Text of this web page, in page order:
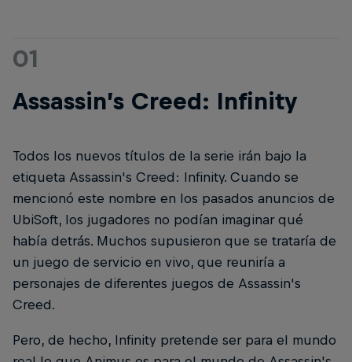
01
Assassin’s Creed: Infinity
Todos los nuevos títulos de la serie irán bajo la
etiqueta Assassin's Creed: Infinity. Cuando se
mencionó este nombre en los pasados anuncios de
UbiSoft, los jugadores no podían imaginar qué
había detrás. Muchos supusieron que se trataría de
un juego de servicio en vivo, que reuniría a
personajes de diferentes juegos de Assassin's
Creed.
Pero, de hecho, Infinity pretende ser para el mundo